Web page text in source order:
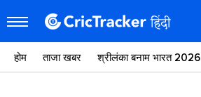
होम ताजा खबर श्रीलंका बनाम भारत 2026